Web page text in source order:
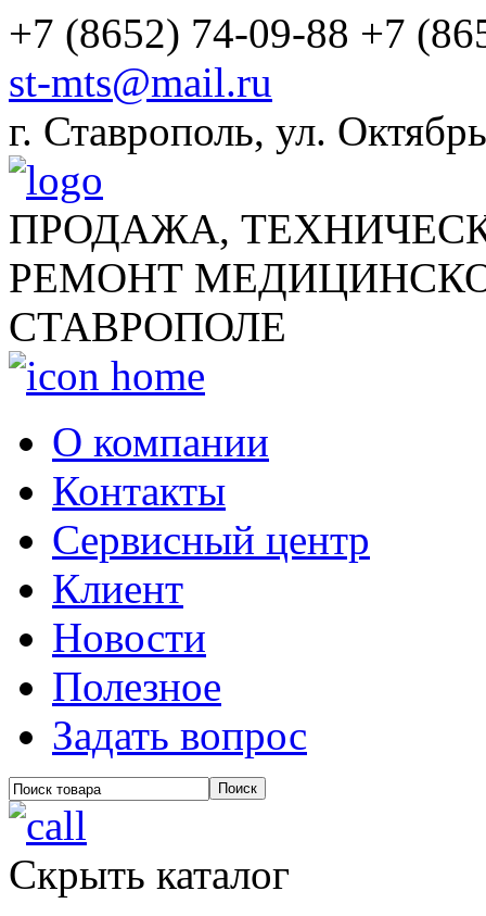
+7 (8652) 74-09-88 +7
st-mts@mail.ru
г. Ставрополь, ул.
ПРОДАЖА,
РЕМОНТ
СТАВРОПОЛЕ
О компании
Контакты
Сервисный центр
Клиент
Новости
Полезное
Задать вопрос
Скрыть каталог